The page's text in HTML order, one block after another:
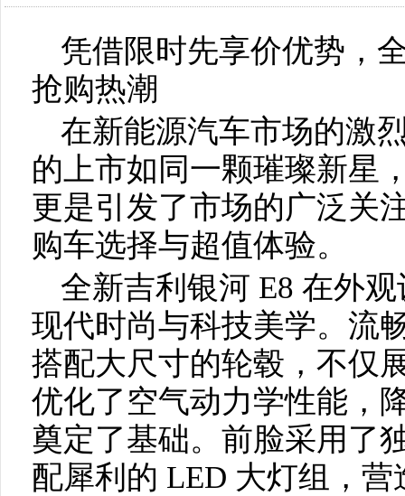
凭借限时先享价优势，
抢购热潮
在新能源汽车市场的激
的上市如同一颗璀璨新星
更是引发了市场的广泛关
购车选择与超值体验。
全新吉利银河 E8 在外
现代时尚与科技美学。流
搭配大尺寸的轮毂，不仅
优化了空气动力学性能，
奠定了基础。前脸采用了
配犀利的 LED 大灯组，